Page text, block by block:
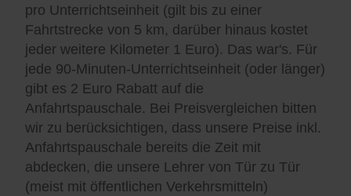
pro Unterrichtseinheit (gilt bis zu einer
Fahrtstrecke von 5 km, darüber hinaus kostet
jeder weitere Kilometer 1 Euro). Das war's. Für
jede 90-Minuten-Unterrichtseinheit (oder länger)
gibt es 2 Euro Rabatt auf die
Anfahrtspauschale. Bei Preisvergleichen bitten
wir zu berücksichtigen, dass unsere Preise inkl.
Anfahrtspauschale bereits die Zeit mit
abdecken, die unsere Lehrer von Tür zu Tür
(meist mit öffentlichen Verkehrsmitteln)